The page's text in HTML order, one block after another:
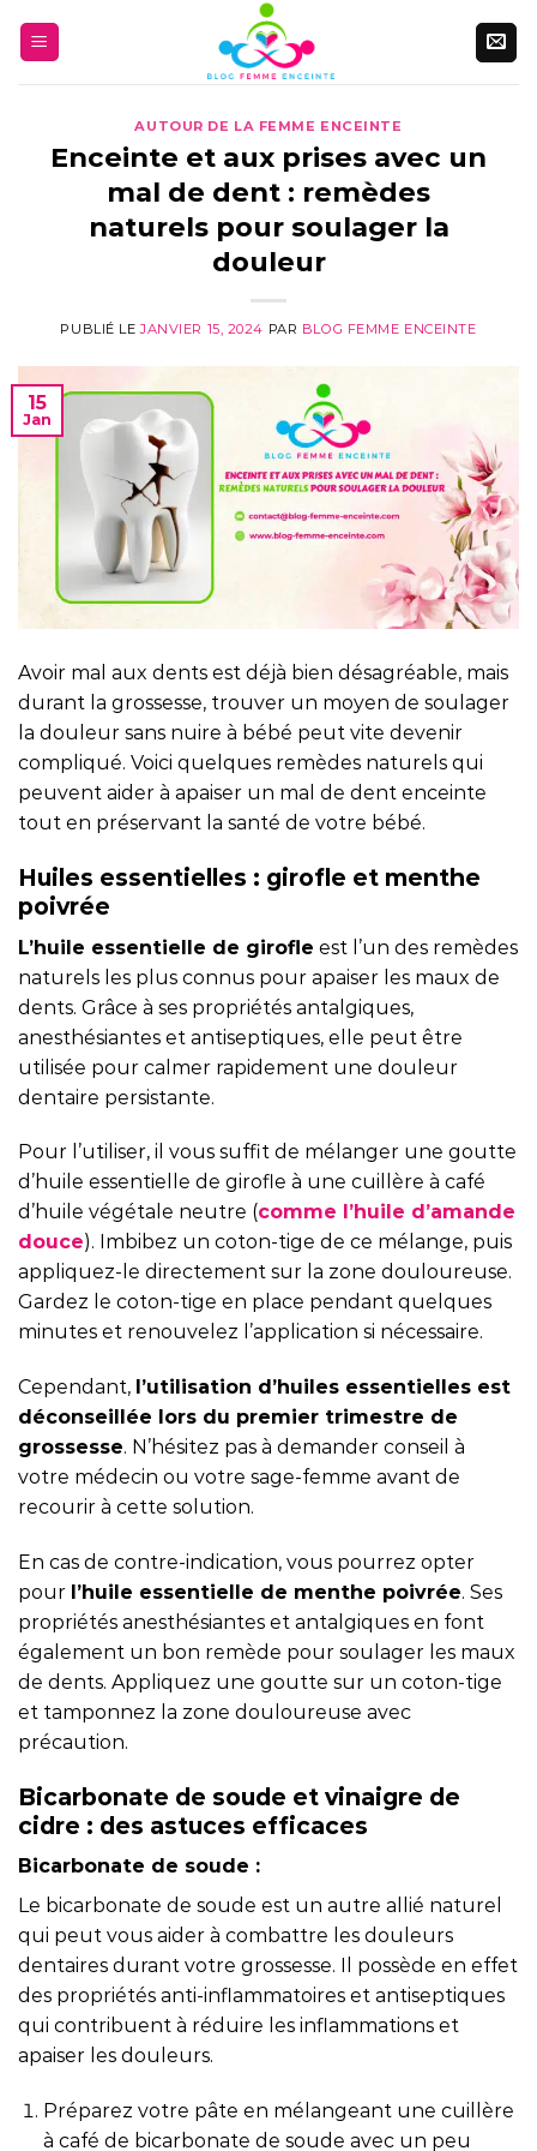
AUTOUR DE LA FEMME ENCEINTE
Enceinte et aux prises avec un
mal de dent : remèdes
naturels pour soulager la
douleur
PUBLIÉ LEJANVIER 15, 2024 PAR BLOG FEMME ENCEINTE
15
Jan
Avoir mal aux dents est déjà bien désagréable, mais
durant la grossesse, trouver un moyen de soulager
la douleur sans nuire à bébé peut vite devenir
compliqué. Voici quelques remèdes naturels qui
peuvent aider à apaiser un mal de dent enceinte
tout en préservant la santé de votre bébé.
Huiles essentielles : girofle et menthe
poivrée
L’huile essentielle de girofle est l’un des remèdes
naturels les plus connus pour apaiser les maux de
dents. Grâce à ses propriétés antalgiques,
anesthésiantes et antiseptiques, elle peut être
utilisée pour calmer rapidement une douleur
dentaire persistante.
Pour l’utiliser, il vous suffit de mélanger une goutte
d’huile essentielle de girofle à une cuillère à café
d’huile végétale neutre (comme l’huile d’amande
douce). Imbibez un coton-tige de ce mélange, puis
appliquez-le directement sur la zone douloureuse.
Gardez le coton-tige en place pendant quelques
minutes et renouvelez l’application si nécessaire.
Cependant, l’utilisation d’huiles essentielles est
déconseillée lors du premier trimestre de
grossesse. N’hésitez pas à demander conseil à
votre médecin ou votre sage-femme avant de
recourir à cette solution.
En cas de contre-indication, vous pourrez opter
pour l’huile essentielle de menthe poivrée. Ses
propriétés anesthésiantes et antalgiques en font
également un bon remède pour soulager les maux
de dents. Appliquez une goutte sur un coton-tige
et tamponnez la zone douloureuse avec
précaution.
Bicarbonate de soude et vinaigre de
cidre : des astuces efficaces
Bicarbonate de soude :
Le bicarbonate de soude est un autre allié naturel
qui peut vous aider à combattre les douleurs
dentaires durant votre grossesse. Il possède en effet
des propriétés anti-inflammatoires et antiseptiques
qui contribuent à réduire les inflammations et
apaiser les douleurs.
Préparez votre pâte en mélangeant une cuillère
à café de bicarbonate de soude avec un peu